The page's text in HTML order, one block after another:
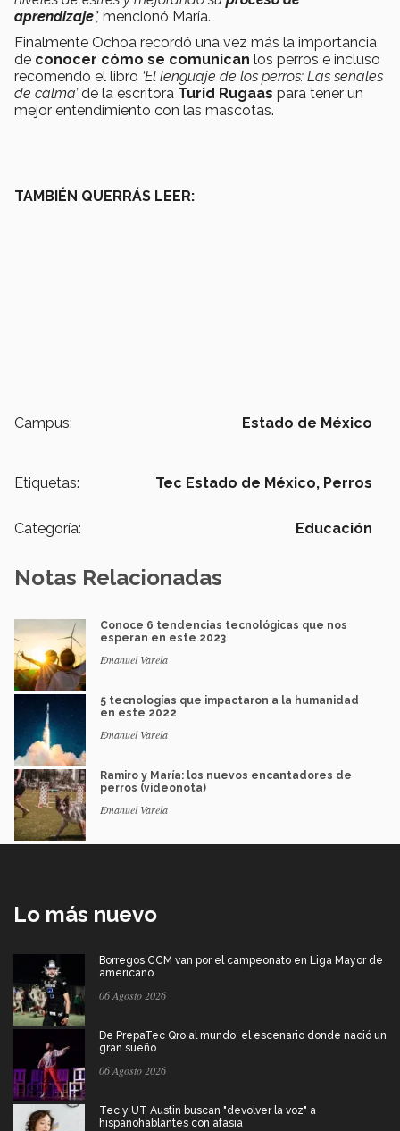
aprendizaje”, mencionó María.
Finalmente Ochoa recordó una vez más la importancia
de conocer cómo se comunican los perros e incluso
recomendó el libro ‘El lenguaje de los perros: Las señales
de calma’de la escritora Turid Rugaas para tener un
mejor entendimiento con las mascotas.
TAMBIÉN QUERRÁS LEER:
Campus: Estado de México
Etiquetas: Tec Estado de México, Perros
Categoría: Educación
Notas Relacionadas
Conoce 6 tendencias tecnológicas que nos
esperan en este 2023
Emanuel Varela
5 tecnologías que impactaron a la humanidad
en este 2022
Emanuel Varela
Ramiro y María: los nuevos encantadores de
perros (videonota)
Emanuel Varela
Lo más nuevo
Borregos CCM van por el campeonato en Liga Mayor de
americano
06 Agosto 2026
De PrepaTec Qro al mundo: el escenario donde nació un
gran sueño
06 Agosto 2026
Tec y UT Austin buscan "devolver la voz" a
hispanohablantes con afasia